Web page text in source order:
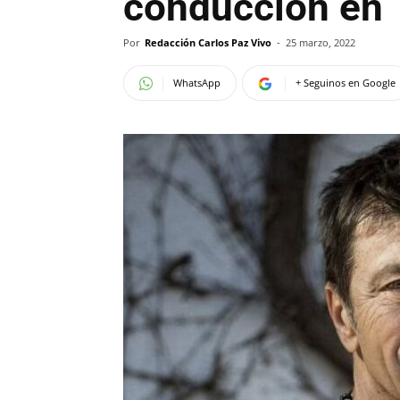
Por Redacción Carlos Paz Vivo - 25 marzo, 2022
WhatsApp + Seguinos en Google